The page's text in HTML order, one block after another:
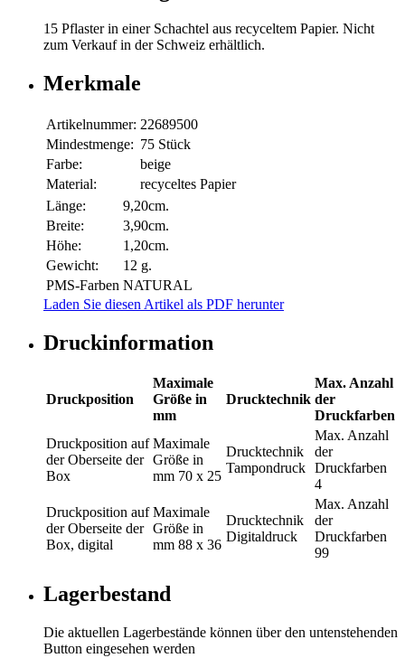
15 Pflaster in einer Schachtel aus recyceltem Papier. Nicht
zum Verkauf in der Schweiz erhältlich.
Merkmale
Artikelnummer: 22689500
Mindestmenge: 75 Stück
Farbe:
beige
Material:
recyceltes Papier
Länge:
9,20cm.
Breite:
3,90cm.
Höhe:
1,20cm.
Gewicht:
12 g.
PMS-Farben NATURAL
Laden Sie diesen Artikel als PDF herunter
Druckinformation
Druckposition
Maximale
Größe in
mm
Drucktechnik
Max. Anzahl
der
Druckfarben
Druckposition auf
der Oberseite der
Box
Maximale
Größe in
mm 70 x 25
Drucktechnik
Tampondruck
Max. Anzahl
der
Druckfarben
4
Druckposition auf
der Oberseite der
Box, digital
Maximale
Größe in
mm 88 x 36
Drucktechnik
Digitaldruck
Max. Anzahl
der
Druckfarben
99
Lagerbestand
Die aktuellen Lagerbestände können über den untenstehenden
Button eingesehen werden